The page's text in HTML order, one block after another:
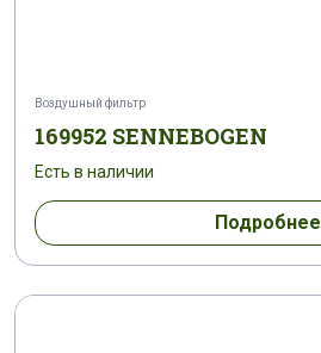
Воздушный фильтр
169952 SENNEBOGEN
Есть в наличии
Подробнее